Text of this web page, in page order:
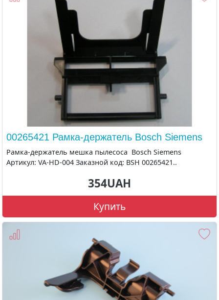
00265421 Рамка-держатель Bosch Siemens
Рамка-держатель мешка пылесоса Bosch Siemens
Артикул: VA-HD-004 Заказной код: BSH 00265421..
354UAH
Купить